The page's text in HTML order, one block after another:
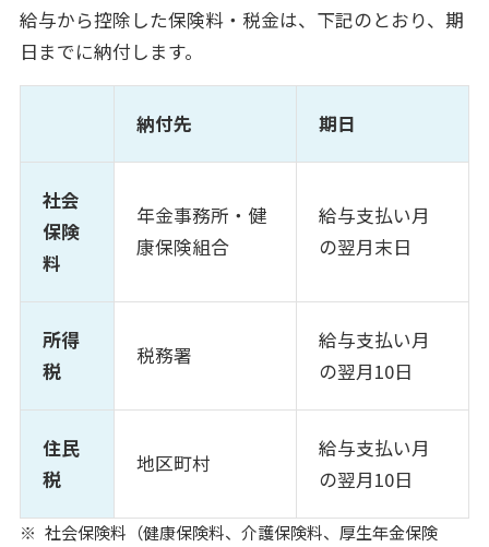
給与から控除した保険料・税金は、下記のとおり、期
日までに納付します。
納付先 期日
社会
保険
料
年金事務所・健
康保険組合
給与支払い月
の翌月末日
所得
税
税務署
給与支払い月
の翌月10日
住民
税
地区町村
給与支払い月
の翌月10日
社会保険料（健康保険料、介護保険料、厚生年金保険